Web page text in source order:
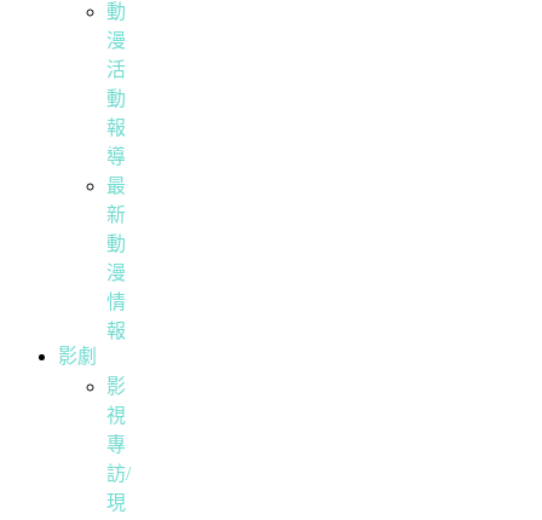
動
漫
活
動
報
導
最
新
動
漫
情
報
影劇
影
視
專
訪/
現